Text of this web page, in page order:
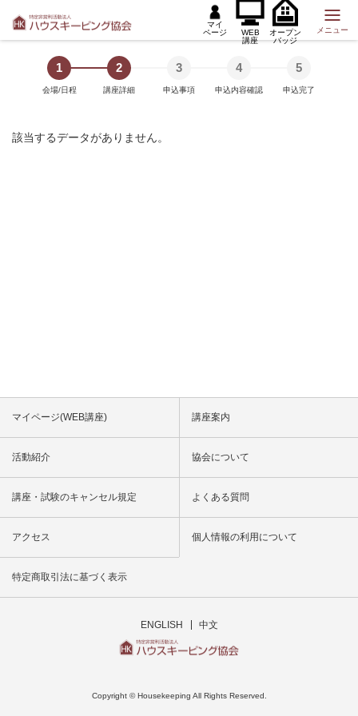
マイ
ページ
WEB
講座
オープン
バッジ
メニュー
1
会場/日程
2
講座詳細
3
申込事項
4
申込内容確認
5
申込完了
該当するデータがありません。
マイページ(WEB講座) 講座案内
活動紹介 協会について
講座・試験のキャンセル規定 よくある質問
アクセス 個人情報の利用について
特定商取引法に基づく表示
ENGLISH 中文
Copyright © Housekeeping All Rights Reserved.